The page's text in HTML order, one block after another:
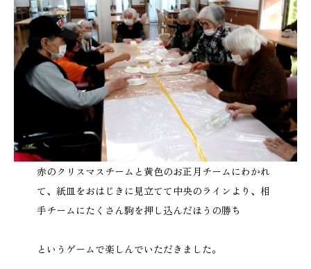
赤のクリスマスチームと黄色のお正月チームにわかれ
て、紙皿をおはじきに見立てて中央のラインより、相
手チームにたくさん駒を押し込んだほうの勝ち
というゲームで楽しんでいただきました。